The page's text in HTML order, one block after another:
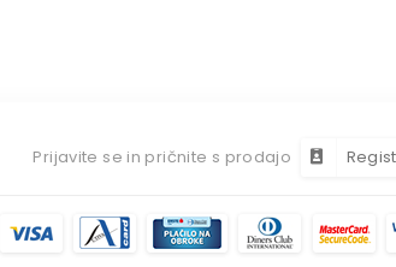
Prijavite se in pričnite s prodajo